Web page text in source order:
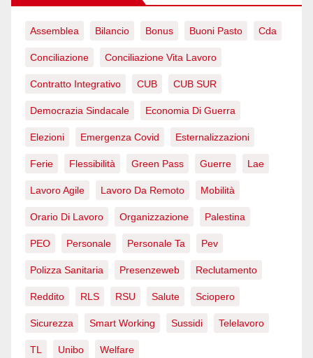
Assemblea Bilancio Bonus Buoni Pasto Cda
Conciliazione Conciliazione Vita Lavoro
Contratto Integrativo CUB CUB SUR
Democrazia Sindacale Economia Di Guerra
Elezioni Emergenza Covid Esternalizzazioni
Ferie Flessibilità Green Pass Guerre Lae
Lavoro Agile Lavoro Da Remoto Mobilità
Orario Di Lavoro Organizzazione Palestina
PEO Personale Personale Ta Pev
Polizza Sanitaria Presenzeweb Reclutamento
Reddito RLS RSU Salute Sciopero
Sicurezza Smart Working Sussidi Telelavoro
TL Unibo Welfare